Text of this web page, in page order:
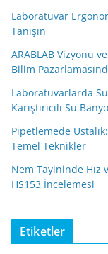
Laboratuvar
Tanışın
ARABLAB Vizyonu
Bilim
Laboratuvarlarda
Karıştırıcılı Su
Pipetlemede
Temel Teknikler
Nem Tayininde Hız
HS153 İncelemesi
Etiketler